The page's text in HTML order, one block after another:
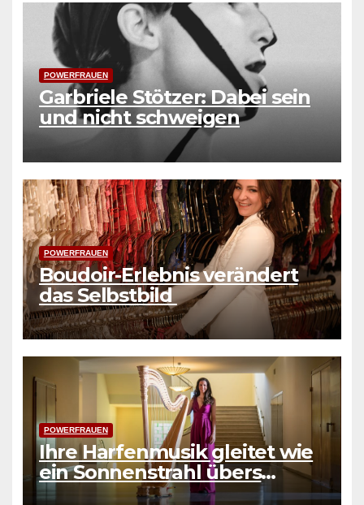
POWERFRAUEN
Garbriele Stötzer: Dabei sein
und nicht schweigen
POWERFRAUEN
Boudoir-Erlebnis verändert
das Selbstbild
POWERFRAUEN
Ihre Harfenmusik gleitet wie
ein Sonnenstrahl übers
Wasser